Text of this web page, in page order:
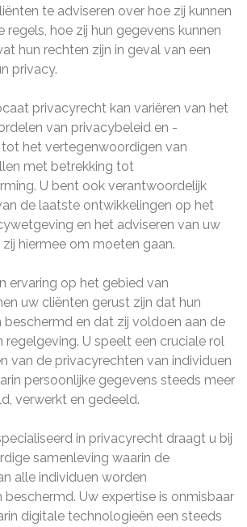
te adviseren over hoe zij kunnen
regels, hoe zij hun gegevens kunnen
hun rechten zijn in geval van een
privacy.
privacyrecht kan variëren van het
van privacybeleid en -
het vertegenwoordigen van
met betrekking tot
U bent ook verantwoordelijk
de laatste ontwikkelingen op het
en het adviseren van uw
hiermee om moeten gaan.
ervaring op het gebied van
uw cliënten gerust zijn dat hun
beschermd en dat zij voldoen aan de
U speelt een cruciale rol
van de privacyrechten van individuen
persoonlijke gegevens steeds meer
verwerkt en gedeeld.
in privacyrecht draagt u bij
samenleving waarin de
alle individuen worden
beschermd. Uw expertise is onmisbaar
digitale technologieën een steeds